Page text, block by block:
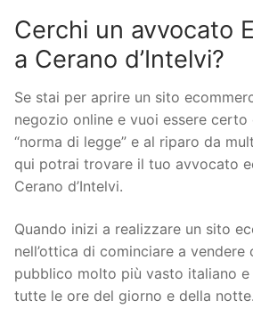
Cerchi un avvocato
a Cerano d’Intelvi?
Se stai per aprire un sito
negozio online e vuoi essere certo
“norma di legge” e al riparo da
qui potrai trovare il tuo avvocato
Cerano d’Intelvi.
Quando inizi a realizzare un sito
nell’ottica di cominciare a vendere
pubblico molto più vasto italiano e
tutte le ore del giorno e della notte.